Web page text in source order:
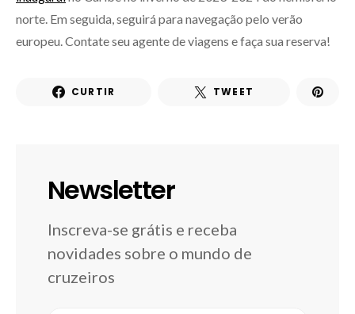
norte. Em seguida, seguirá para navegação pelo verão
europeu. Contate seu agente de viagens e faça sua reserva!
CURTIR TWEET
Newsletter
Inscreva-se grátis e receba
novidades sobre o mundo de
cruzeiros